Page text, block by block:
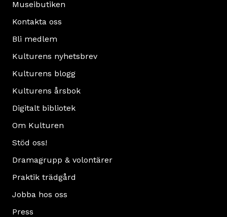
Museibutiken
Kontakta oss
Bli medlem
Kulturens nyhetsbrev
Kulturens blogg
Kulturens årsbok
Digitalt bibliotek
Om Kulturen
Stöd oss!
Dramagrupp & volontärer
Praktik trädgård
Jobba hos oss
Press